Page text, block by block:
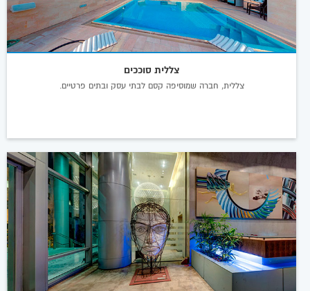
צללית סוככים
צללית, חברה שמוסיפה קסם לבתי עסק ובתים פרטיים.